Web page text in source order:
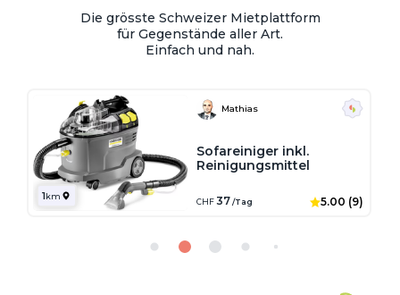
Die grösste Schweizer Mietplattform
für Gegenstände aller Art.
Einfach und nah.
1km
Mathias
Sofareiniger inkl.
Reinigungsmittel
CHF37 /Tag 5.00 (9)